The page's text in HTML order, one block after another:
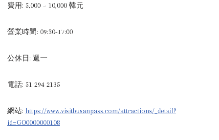
費用: 5,000 ~ 10,000 韓元
營業時間: 09:30-17:00
公休日: 週一
電話: 51 294 2135
網站: https://www.visitbusanpass.com/attractions/_detail?
id=GO0000000108